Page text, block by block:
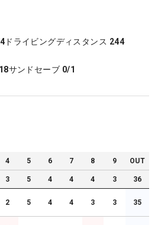
ドライビングディスタンス 244
サンドセーブ 0/1
4 5 6 7 8 9 OUT
3 5 4 4 4 3 36
2 5 4 4 3 3 35